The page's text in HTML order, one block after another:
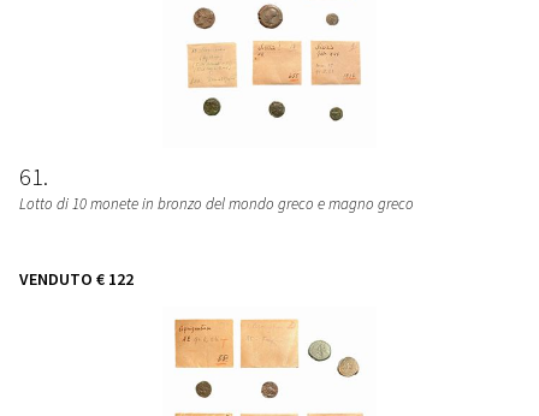
61
Lotto di 10 monete in bronzo del mondo greco e magno greco
VENDUTO € 122